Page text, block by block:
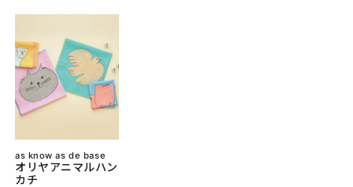
as know as de base
オリヤアニマルハン
カチ